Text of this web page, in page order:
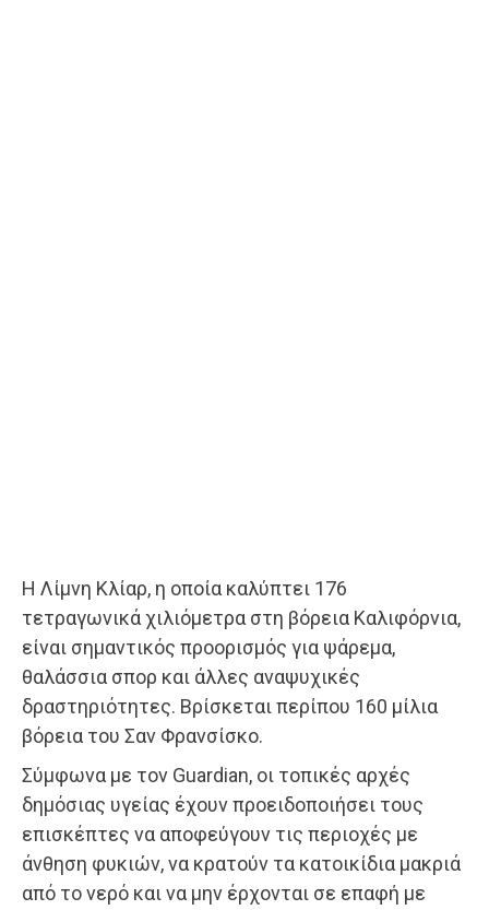
Η Λίμνη Κλίαρ, η οποία καλύπτει 176
τετραγωνικά χιλιόμετρα στη βόρεια Καλιφόρνια,
είναι σημαντικός προορισμός για ψάρεμα,
θαλάσσια σπορ και άλλες αναψυχικές
δραστηριότητες. Βρίσκεται περίπου 160 μίλια
βόρεια του Σαν Φρανσίσκο.
Σύμφωνα με τον Guardian, οι τοπικές αρχές
δημόσιας υγείας έχουν προειδοποιήσει τους
επισκέπτες να αποφεύγουν τις περιοχές με
άνθηση φυκιών, να κρατούν τα κατοικίδια μακριά
από το νερό και να μην έρχονται σε επαφή με